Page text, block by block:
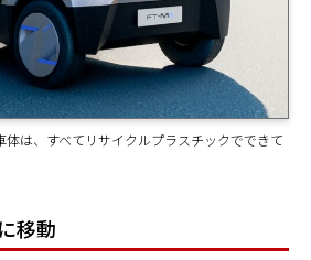
体は、すべてリサイクルプラスチックでできて
移動